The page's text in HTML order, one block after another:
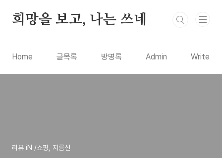
희망을 보고, 나는 쓰네
Home 글목록 방명록 Admin Write
리뷰 iN /쇼핑, 지름신